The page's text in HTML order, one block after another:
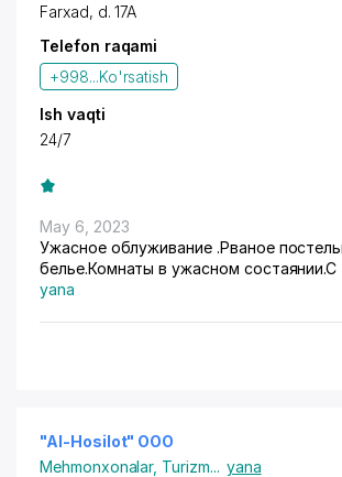
Farxad, d. 17A
Telefon raqami
+998...Ko'rsatish
Ish vaqti
24/7
May 6, 2023
Ужасное облуживание .Рваное
белье.Комнаты в ужасном состаянии.С
обращаются ужасно как бы больше
yana
"Al-Hosilot" OOO
Mehmonxonalar, Turizm... yana